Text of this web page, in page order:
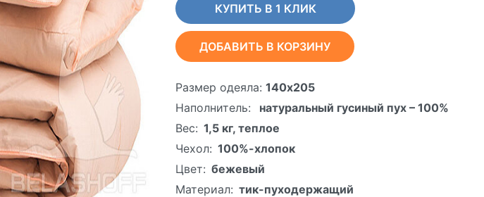
КУПИТЬ В 1 КЛИК
ДОБАВИТЬ В КОРЗИНУ
Размер одеяла: 140х205
Наполнитель:
натуральный гусиный пух – 100%
Вес: 1,5 кг, теплое
Чехол: 100%-хлопок
Цвет: бежевый
Материал: тик-пуходержащий